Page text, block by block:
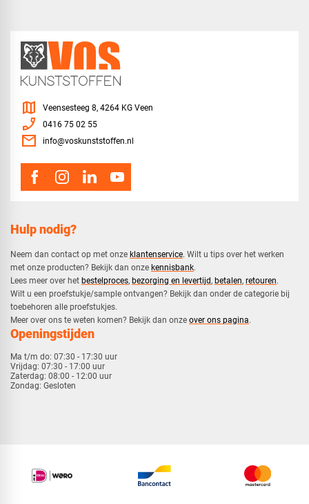
Hulp nodig?
Neem dan contact op met onze klantenservice. Wilt u tips over het werken
met onze producten? Bekijk dan onze kennisbank.
​Lees meer over het bestelproces, bezorging en levertijd, betalen, retouren.​
​Wilt u een proefstukje/sample ontvangen? Bekijk dan onder de categorie bij
toebehoren alle proefstukjes.
​​Meer over ons te weten komen? Bekijk dan onze over ons pagina.
Openingstijden
Ma t/m do: 07:30 - 17:30 uur
Vrijdag: 07:30 - 17:00 uur
Zaterdag: 08:00 - 12:00 uur
Zondag: Gesloten
map Veensesteeg 8, 4264 KG Veen
phone_enabled 0416 75 02 55
mail info@voskunststoffen.nl